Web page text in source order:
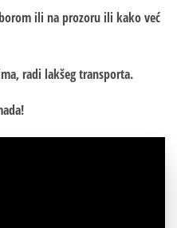
ili na prozoru ili kako već
radi lakšeg transporta.